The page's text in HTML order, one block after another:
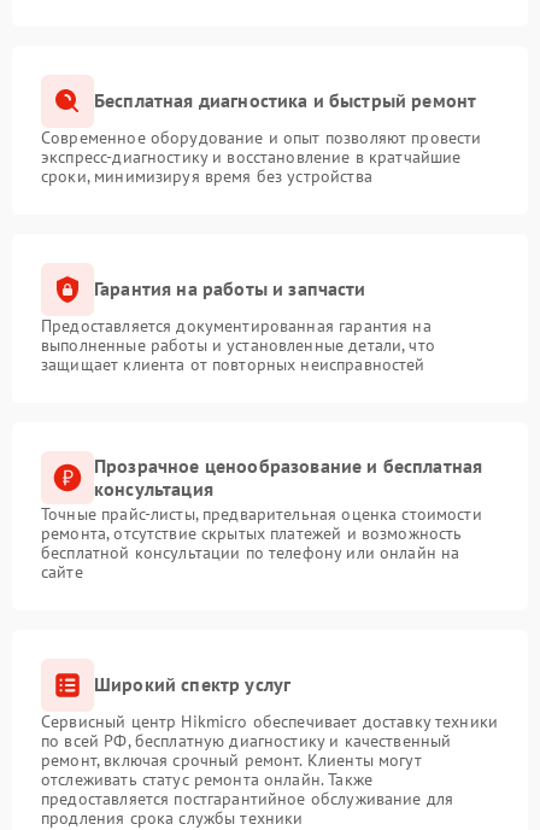
Бесплатная диагностика и быстрый ремонт
Современное оборудование и опыт позволяют провести
экспресс-диагностику и восстановление в кратчайшие
сроки, минимизируя время без устройства
Гарантия на работы и запчасти
Предоставляется документированная гарантия на
выполненные работы и установленные детали, что
защищает клиента от повторных неисправностей
Прозрачное ценообразование и бесплатная
консультация
Точные прайс-листы, предварительная оценка стоимости
ремонта, отсутствие скрытых платежей и возможность
бесплатной консультации по телефону или онлайн на
сайте
Широкий спектр услуг
Сервисный центр Hikmicro обеспечивает доставку техники
по всей РФ, бесплатную диагностику и качественный
ремонт, включая срочный ремонт. Клиенты могут
отслеживать статус ремонта онлайн. Также
предоставляется постгарантийное обслуживание для
продления срока службы техники